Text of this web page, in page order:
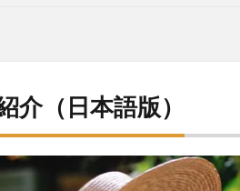
介（日本語版）